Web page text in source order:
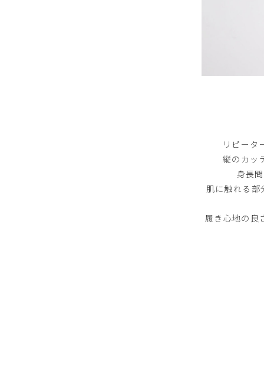
リピータ
縦のカッ
身長
肌に触れる
履き心地の良